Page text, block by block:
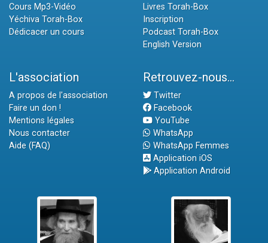
Cours Mp3-Vidéo
Yéchiva Torah-Box
Dédicacer un cours
Livres Torah-Box
Inscription
Podcast Torah-Box
English Version
L'association
A propos de l'association
Faire un don !
Mentions légales
Nous contacter
Aide (FAQ)
Retrouvez-nous...
Twitter
Facebook
YouTube
WhatsApp
WhatsApp Femmes
Application iOS
Application Android